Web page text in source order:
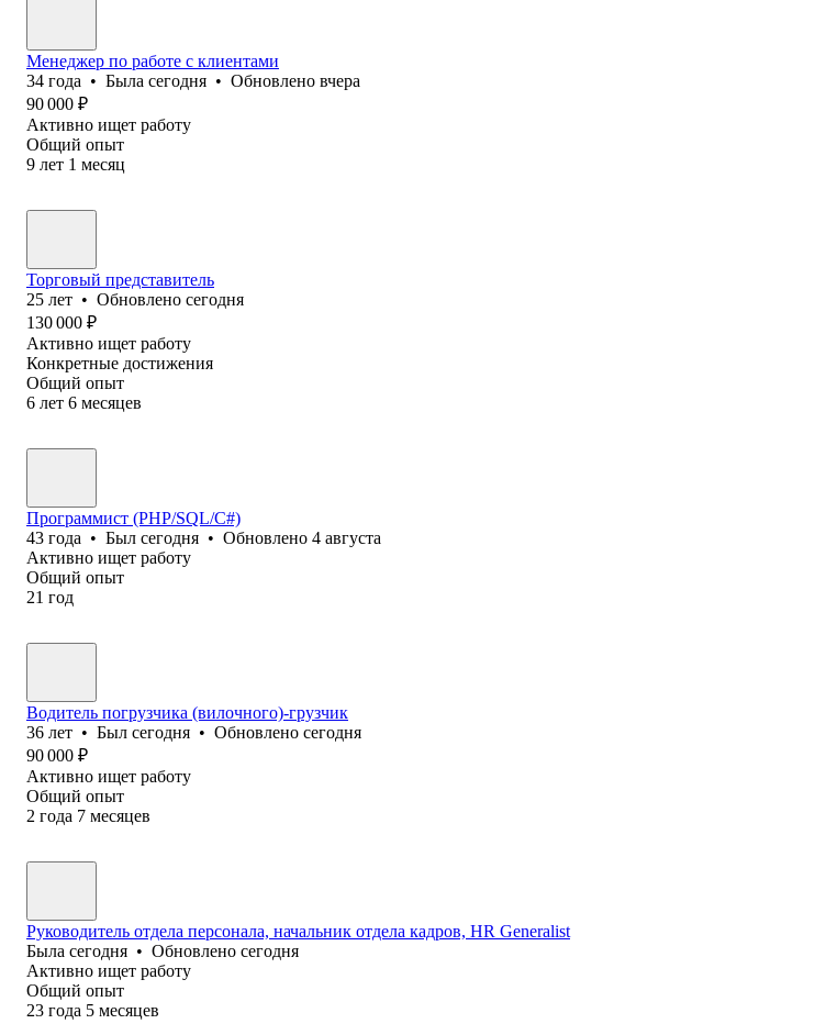
Менеджер по работе с клиентами
34 года • Была сегодня • Обновлено вчера
90 000 ₽
Активно ищет работу
Общий опыт
9 лет 1 месяц
Торговый представитель
25 лет • Обновлено сегодня
130 000 ₽
Активно ищет работу
Конкретные достижения
Общий опыт
6 лет 6 месяцев
Программист (PHP/SQL/C#)
43 года • Был сегодня • Обновлено 4 августа
Активно ищет работу
Общий опыт
21 год
Водитель погрузчика (вилочного)-грузчик
36 лет • Был сегодня • Обновлено сегодня
90 000 ₽
Активно ищет работу
Общий опыт
2 года 7 месяцев
Руководитель отдела персонала, начальник отдела кадров, HR Generalist
Была сегодня • Обновлено сегодня
Активно ищет работу
Общий опыт
23 года 5 месяцев